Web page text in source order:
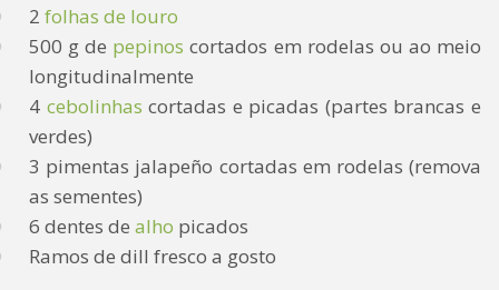
2 folhas de louro
500 g de pepinos cortados em rodelas ou ao meio
longitudinalmente
4 cebolinhas cortadas e picadas (partes brancas e
verdes)
3 pimentas jalapeño cortadas em rodelas (remova
as sementes)
6 dentes de alho picados
Ramos de dill fresco a gosto